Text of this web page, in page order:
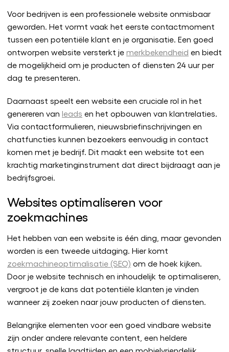
Voor bedrijven is een professionele website onmisbaar
geworden. Het vormt vaak het eerste contactmoment
tussen een potentiële klant en je organisatie. Een goed
ontworpen website versterkt je merkbekendheid en biedt
de mogelijkheid om je producten of diensten 24 uur per
dag te presenteren.
Daarnaast speelt een website een cruciale rol in het
genereren van leads en het opbouwen van klantrelaties.
Via contactformulieren, nieuwsbriefinschrijvingen en
chatfuncties kunnen bezoekers eenvoudig in contact
komen met je bedrijf. Dit maakt een website tot een
krachtig marketinginstrument dat direct bijdraagt aan je
bedrijfsgroei.
Websites optimaliseren voor
zoekmachines
Het hebben van een website is één ding, maar gevonden
worden is een tweede uitdaging. Hier komt
zoekmachineoptimalisatie (SEO) om de hoek kijken.
Door je website technisch en inhoudelijk te optimaliseren,
vergroot je de kans dat potentiële klanten je vinden
wanneer zij zoeken naar jouw producten of diensten.
Belangrijke elementen voor een goed vindbare website
zijn onder andere relevante content, een heldere